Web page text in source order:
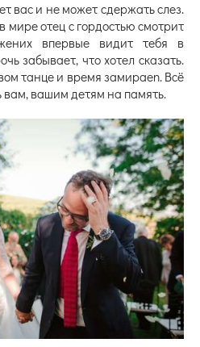
вас и не может сдержать слез.
мире отец с гордостью смотрит
впервые видит тебя в
забывает, что хотел сказать.
танце и время замираеn. Всё
вам, вашим детям на память.